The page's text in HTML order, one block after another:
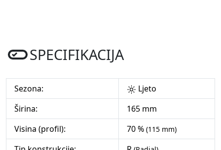
SPECIFIKACIJA
Sezona:
Ljeto
Širina:
165 mm
Visina (profil):
70 % (115 mm)